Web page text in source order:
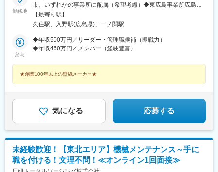
勤務地
市、いずれかの事業所に配属（希望考慮）◆東広島事業所広島県
東広島市高屋台2-4 高屋東工業団地（アクセス）・JR山陽本線
「白市駅」より車で約6分◆成田事業所千葉県成田市新泉13-1 野
田駅」・JR成田エクスプレス、 京成電鉄スカイライナー「空港
第2ビル駅」・京成電鉄「京成成田駅」◆一関事業所岩手県一関市
ノ関駅」より車で10分※車・バイク通勤可
【最寄り駅】
久住駅、入野駅(広島県)、一ノ関駅
給与
◆年収500万円／リーダー・管理職候補（即戦力）
◆年収460万円／メンバー（経験豊富）
★創業100年以上の壁紙メーカー★
気になる 応募する
未経験歓迎！【東北エリア】機械メンテナンス～手に
職を付ける！文理不問！≪オンライン1回面接≫